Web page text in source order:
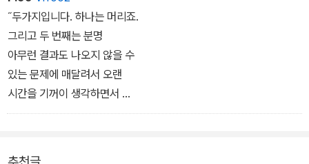
˝두가지입니다. 하나는 머리죠.
그리고 두 번째는 분명
아무런 결과도 나오지 않을 수
있는 문제에 매달려서 오랜
시간을 기꺼이 생각하면서
보내는 것입니다.˝